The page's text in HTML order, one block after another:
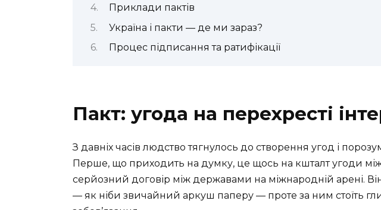
Приклади пактів
Україна і пакти — де ми зараз?
Процес підписання та ратифікації
Пакт: угода на перехресті
З давніх часів людство тягнулось до створення угод і
Перше, що приходить на думку, це щось на кшталт угоди
серйозний договір між державами на міжнародній арені.
— як ніби звичайний аркуш паперу — проте за ним стоїть